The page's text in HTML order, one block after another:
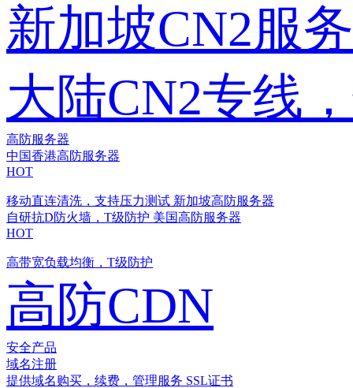
新加坡CN2服
大陆CN2专线
高防服务器
中国香港高防服务器
HOT
移动直连清洗，支持压力测试 新加坡高防服务器
自研抗D防火墙，T级防护 美国高防服务器
HOT
高带宽负载均衡，T级防护
高防CDN
安全产品
域名注册
提供域名购买，续费，管理服务 SSL证书